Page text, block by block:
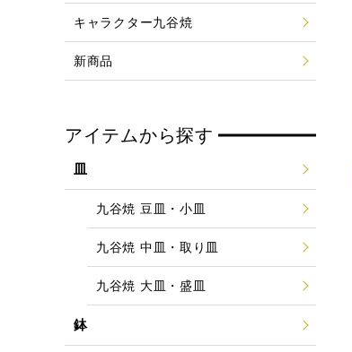
キャラクター九谷焼
新商品
アイテムから探す
皿
九谷焼 豆皿・小皿
九谷焼 中皿・取り皿
九谷焼 大皿・盛皿
鉢